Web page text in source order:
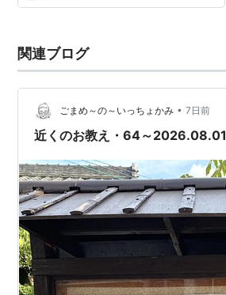
関連ブログ
ごまめ～の～いっちょかみ • 7日前
近くのお教え・64～2026.08.01